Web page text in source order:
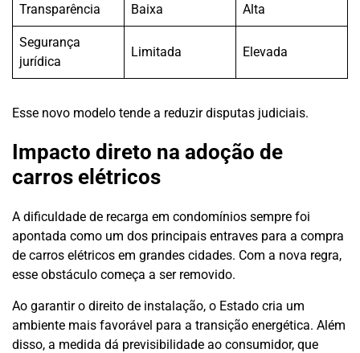
Transparência Baixa Alta
Segurança
jurídica
Limitada Elevada
Esse novo modelo tende a reduzir disputas judiciais.
Impacto direto na adoção de
carros elétricos
A dificuldade de recarga em condomínios sempre foi
apontada como um dos principais entraves para a compra
de carros elétricos em grandes cidades. Com a nova regra,
esse obstáculo começa a ser removido.
Ao garantir o direito de instalação, o Estado cria um
ambiente mais favorável para a transição energética. Além
disso, a medida dá previsibilidade ao consumidor, que